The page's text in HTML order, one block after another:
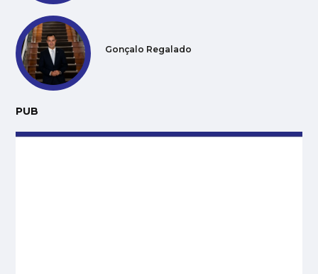
Gonçalo Regalado
PUB